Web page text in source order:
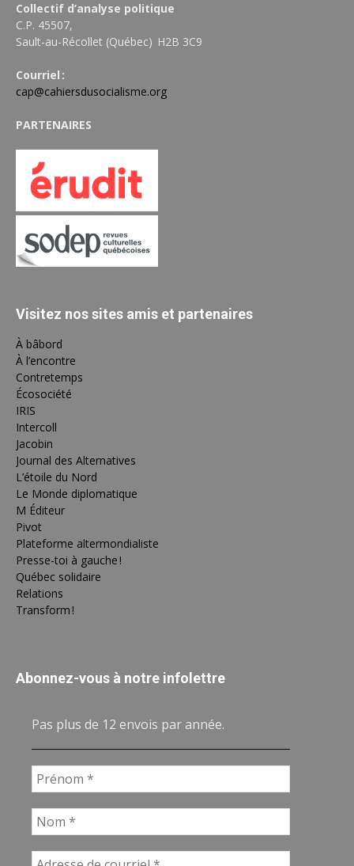
Collectif d’analyse politique
C.P. 45507,
Sault-au-Récollet (Québec) H2B 3C9
Courriel :
cap@cahiersdusocialisme.org
PARTENAIRES
Visitez nos sites amis et partenaires
À bâbord
À l’encontre
Contretemps
Écosociété
IRIS
Intercoll
Jacobin
Journal des Alternatives
L’étoile du Nord
Le Monde diplomatique
M Éditeur
Pivot
Plateforme altermondialiste
Presse-toi à gauche !
Québec solidaire
Relations
Transform !
Abonnez-vous à notre infolettre
Pas plus de 12 envois par année.